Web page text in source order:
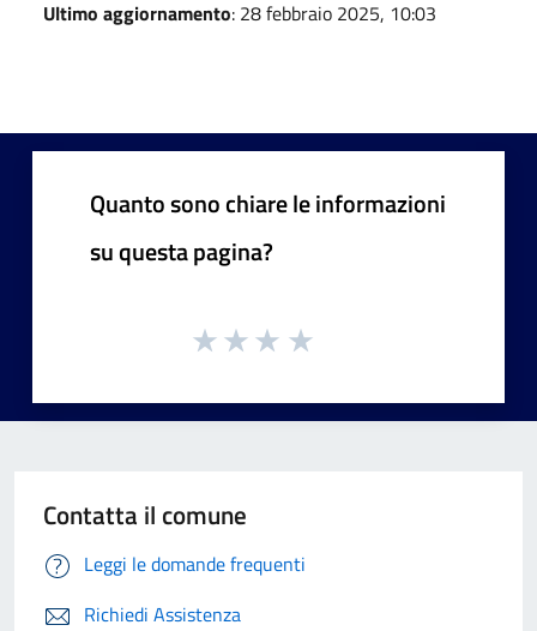
Ultimo aggiornamento: 28 febbraio 2025, 10:03
Quanto sono chiare le informazioni
su questa pagina?
Contatta il comune
Leggi le domande frequenti
Richiedi Assistenza